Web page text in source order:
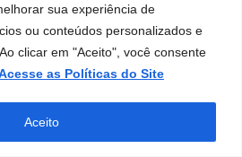
sua experiência de
ou conteúdos personalizados e
clicar em "Aceito", você consente
as Políticas do Site
Aceito
temporário e
regularização